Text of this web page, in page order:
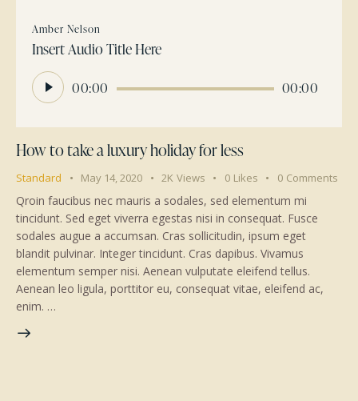
Amber Nelson
Insert Audio Title Here
Audio
Player 00:00 00:00
How to take a luxury holiday for less
Standard May 14, 2020 2K Views 0 Likes 0 Comments
Qroin faucibus nec mauris a sodales, sed elementum mi
tincidunt. Sed eget viverra egestas nisi in consequat. Fusce
sodales augue a accumsan. Cras sollicitudin, ipsum eget
blandit pulvinar. Integer tincidunt. Cras dapibus. Vivamus
elementum semper nisi. Aenean vulputate eleifend tellus.
Aenean leo ligula, porttitor eu, consequat vitae, eleifend ac,
enim. …